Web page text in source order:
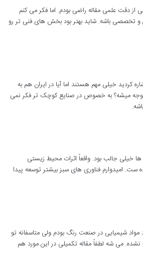
دقت علمی مقاله راضی بودم. اما فکر می کنم
تخصصی باشه. شاید بهتر بود بخش های فنی تر رو
کردید خیلی مهم هستند اما آیا در ایران هم به
توجه میشه؟ به خصوص در صنایع کوچک تر فکر نمی
جالب بود. واقعاً اثرات محیط زیستی
ست. امیدوارم فناوری های سبز بیشتر توسعه پیدا
مواد شیمیایی در صنعت رنگ بودم ولی متاسفانه تو
می شه لطفاً مقاله تکمیلی در این مورد هم